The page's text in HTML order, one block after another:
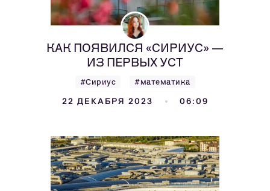
КАК ПОЯВИЛСЯ «СИРИУС» —
ИЗ ПЕРВЫХ УСТ
#Сириус #математика
22 ДЕКАБРЯ 2023 06:09